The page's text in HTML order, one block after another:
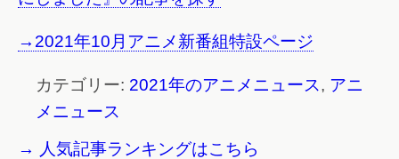
→2021年10月アニメ新番組特設ページ
カテゴリー: 2021年のアニメニュース, アニ
メニュース
→ 人気記事ランキングはこちら